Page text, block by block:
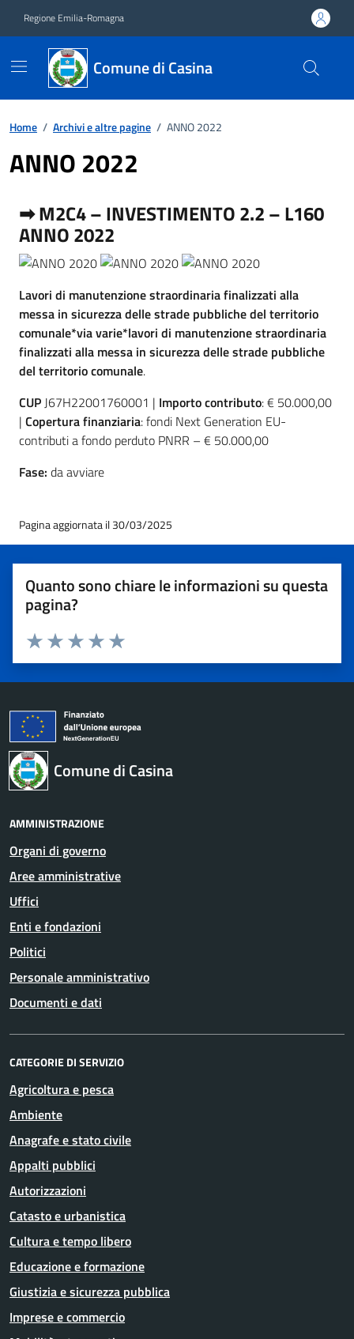
Regione Emilia-Romagna
Comune di Casina
Home / Archivi e altre pagine / ANNO 2022
ANNO 2022
➡ M2C4 – INVESTIMENTO 2.2 – L160
ANNO 2022
Lavori di manutenzione straordinaria finalizzati alla
messa in sicurezza delle strade pubbliche del territorio
comunale*via varie*lavori di manutenzione straordinaria
finalizzati alla messa in sicurezza delle strade pubbliche
del territorio comunale.
CUPJ67H22001760001 | Importo contributo: € 50.000,00
| Copertura finanziaria: fondi Next Generation EU-
contributi a fondo perduto PNRR – € 50.000,00
Fase: da avviare
Pagina aggiornata il 30/03/2025
Quanto sono chiare le informazioni su questa
pagina?
Valuta 5 stelle su 5
Valuta 4 stelle su 5
Valuta 3 stelle su 5
Valuta 2 stelle su 5
Valuta 1 stelle su 5
Comune di Casina
AMMINISTRAZIONE
Organi di governo
Aree amministrative
Uffici
Enti e fondazioni
Politici
Personale amministrativo
Documenti e dati
CATEGORIE DI SERVIZIO
Agricoltura e pesca
Ambiente
Anagrafe e stato civile
Appalti pubblici
Autorizzazioni
Catasto e urbanistica
Cultura e tempo libero
Educazione e formazione
Giustizia e sicurezza pubblica
Imprese e commercio